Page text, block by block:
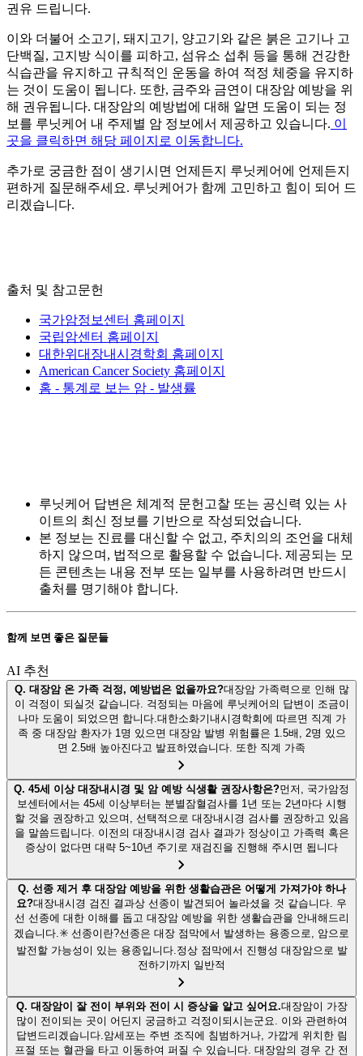
권유 드립니다.
이와 더불어 소고기, 돼지고기, 양고기와 같은 붉은 고기나 고
단백질, 고지방 식이를 피하고, 섬유소 섭취 등을 통해 건강한
식습관을 유지하고 규칙적인 운동을 하여 적정 체중을 유지하
는 것이 도움이 됩니다. 또한, 금주와 금연이 대장암 예방을 위
해 권유됩니다. 대장암의 예방법에 대해 알면 도움이 되는 정
보를 루닛케어 내 주제별 암 정보에서 제공하고 있습니다. 이
곳을 클릭하면 해당 페이지로 이동합니다.
추가로 궁금한 점이 생기시면 언제든지 루닛케어에 언제든지
편하게 질문해주세요. 루닛케어가 함께 고민하고 힘이 되어 드
리겠습니다.
출처 및 참고문헌
국가암정보센터 홈페이지
국립암센터 홈페이지
대한위대장내시경학회 홈페이지
American Cancer Society 홈페이지
홈 - 통계로 보는 암 - 발생률
루닛케어 답변은 체계적 문헌고찰 또는 공신력 있는 사
이트의 최신 정보를 기반으로 작성되었습니다.
본 정보는 진료를 대신할 수 없고, 주치의의 조언을 대체
하지 않으며, 법적으로 활용할 수 없습니다. 제공되는 모
든 콘텐츠는 내용 전부 또는 일부를 사용하려면 반드시
출처를 명기해야 합니다.
함께 보면 좋은 질문들
AI 추천
Q. 대장암 온 가족 걱정, 예방법은 없을까요?대장암 가족력으로 인해 많
이 걱정이 되실것 같습니다. 걱정되는 마음에 루닛케어의 답변이 조금이
나마 도움이 되었으면 합니다.대한소화기내시경학회에 따르면 직계 가
족 중 대장암 환자가 1명 있으면 대장암 발병 위험률은 1.5배, 2명 있으
면 2.5배 높아진다고 발표하였습니다. 또한 직계 가족
Q. 45세 이상 대장내시경 및 암 예방 식생활 권장사항은?먼저, 국가암정
보센터에서는 45세 이상부터는 분별잠혈검사를 1년 또는 2년마다 시행
할 것을 권장하고 있으며, 선택적으로 대장내시경 검사를 권장하고 있음
을 말씀드립니다. 이전의 대장내시경 검사 결과가 정상이고 가족력 혹은
증상이 없다면 대략 5~10년 주기로 재검진을 진행해 주시면 됩니다
Q. 선종 제거 후 대장암 예방을 위한 생활습관은 어떻게 가져가야 하나
요?대장내시경 검진 결과상 선종이 발견되어 놀라셨을 것 같습니다. 우
선 선종에 대한 이해를 돕고 대장암 예방을 위한 생활습관을 안내해드리
겠습니다.✳️ 선종이란?선종은 대장 점막에서 발생하는 용종으로, 암으로
발전할 가능성이 있는 용종입니다.정상 점막에서 진행성 대장암으로 발
전하기까지 일반적
Q. 대장암이 잘 전이 부위와 전이 시 증상을 알고 싶어요.대장암이 가장
많이 전이되는 곳이 어딘지 궁금하고 걱정이되시는군요. 이와 관련하여
답변드리겠습니다.암세포는 주변 조직에 침범하거나, 가깝게 위치한 림
프절 또는 혈관을 타고 이동하여 퍼질 수 있습니다. 대장암의 경우 간 전